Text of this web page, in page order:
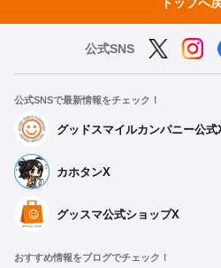
公式SNS
公式SNSで最新情報をチェック！
グッドスマイルカンパニー公式
カホタンX
グッスマ公式ショップX
おすすめ情報をブログでチェック！